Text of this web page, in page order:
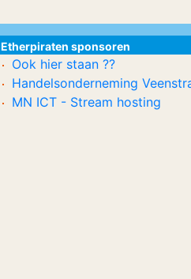
Etherpiraten sponsoren
Ook hier staan ??
Handelsonderneming
MN ICT - Stream hosting